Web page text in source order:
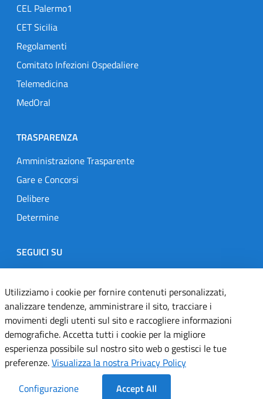
CEL Palermo1
CET Sicilia
Regolamenti
Comitato Infezioni Ospedaliere
Telemedicina
MedOral
TRASPARENZA
Amministrazione Trasparente
Gare e Concorsi
Delibere
Determine
SEGUICI SU
Designers Italia
TwitterInstagramYoutubeLinkedin
Dichiarazione di accessibilità
Informativa cookie
Utilizziamo i cookie per fornire contenuti personalizzati,
analizzare tendenze, amministrare il sito, tracciare i
movimenti degli utenti sul sito e raccogliere informazioni
demografiche. Accetta tutti i cookie per la migliore
esperienza possibile sul nostro sito web o gestisci le tue
preferenze.Visualizza la nostra Privacy Policy
Configurazione
Accept All